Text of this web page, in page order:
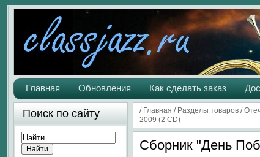
Главная Обновления Как сделать заказ
/ Главная / Разделы товаров /
2009 (2 CD)
Сборник "День
Поиск по сайту